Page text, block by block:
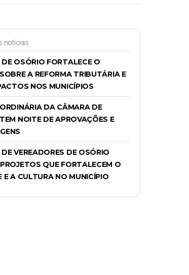
noticias
OSÓRIO FORTALECE O
A REFORMA TRIBUTÁRIA E
NOS MUNICÍPIOS
DA CÂMARA DE
NOITE DE APROVAÇÕES E
VEREADORES DE OSÓRIO
QUE FORTALECEM O
E A CULTURA NO MUNICÍPIO